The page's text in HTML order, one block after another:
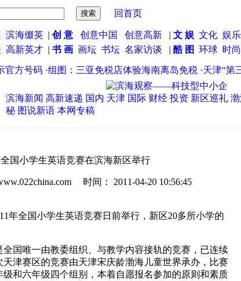
回首页
滨海缀英| 创 意 创意中国 创意高新 | 文 娱 文化 娱乐
高新英才 | 书 画 画坛 书坛 名家访谈 | 酷 图 环球 时尚
方号码·组图：三亚免税店体验海南离岛免税·天津“第三
滨海新闻 高新速递 国内 天津 国际 财经 投资 新区巡礼
秘 图说新语 本网专稿
全国小学生英语竞赛在滨海新区举行
时间： 2011-04-20 10:56:45
全国小学生英语竞赛日前举行，新区20多所小学的
唯一由教委组织、与教学内容接轨的竞赛，已连续
津赛区的竞赛由天津宋庆龄渤海儿童世界承办，比赛
和六年级四个组别，本着自愿报名参加的原则和素质